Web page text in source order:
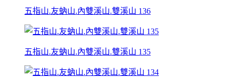
五指山.友蚋山.內雙溪山.雙溪山 136
五指山.友蚋山.內雙溪山.雙溪山 135